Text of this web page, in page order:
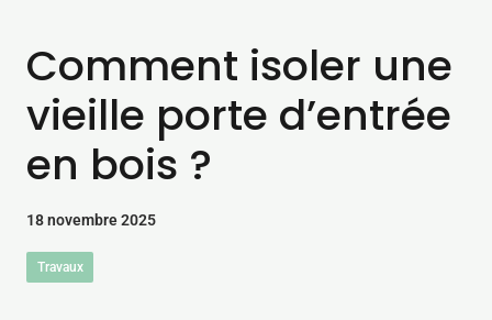
Comment isoler une
vieille porte d’entrée
en bois ?
18 novembre 2025
Travaux